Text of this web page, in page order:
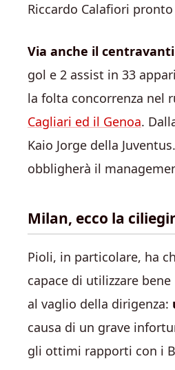
Riccardo Calafiori
Via anche il centravanti
gol e 2 assist in 33
la folta concorrenza nel
Cagliari ed il Genoa.
Kaio Jorge della
obbligherà il
Milan, ecco la
Pioli, in particolare, ha
capace di utilizzare
al vaglio della dirigenza:
causa di un grave
gli ottimi rapporti con i